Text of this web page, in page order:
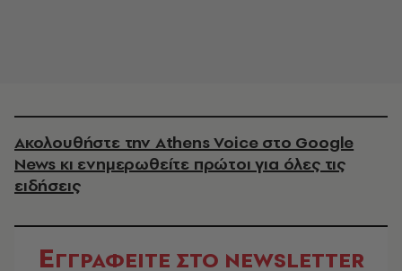
Ακολουθήστε την Athens Voice στο Google
News κι ενημερωθείτε πρώτοι για όλες τις
ειδήσεις
ΕΓΓΡΑΦΕΙΤΕ ΣΤΟ NEWSLETTER